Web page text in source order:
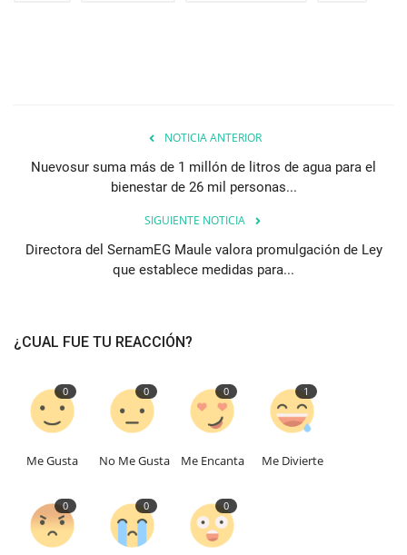
NOTICIA ANTERIOR
Nuevosur suma más de 1 millón de litros de agua para el
bienestar de 26 mil personas...
SIGUIENTE NOTICIA
Directora del SernamEG Maule valora promulgación de Ley
que establece medidas para...
¿CUAL FUE TU REACCIÓN?
0
Me Gusta
0
No Me Gusta
0
Me Encanta
1
Me Divierte
0 0 0